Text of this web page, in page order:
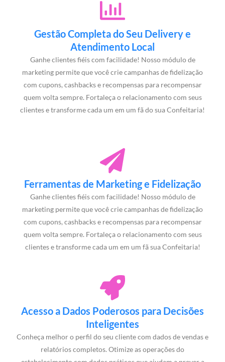
Gestão Completa do Seu Delivery e
Atendimento Local
Ganhe clientes fiéis com facilidade! Nosso módulo de
marketing permite que você crie campanhas de fidelização
com cupons, cashbacks e recompensas para recompensar
quem volta sempre. Fortaleça o relacionamento com seus
clientes e transforme cada um em um fã do sua Confeitaria!
Ferramentas de Marketing e Fidelização
Ganhe clientes fiéis com facilidade! Nosso módulo de
marketing permite que você crie campanhas de fidelização
com cupons, cashbacks e recompensas para recompensar
quem volta sempre. Fortaleça o relacionamento com seus
clientes e transforme cada um em um fã sua Confeitaria!
Acesso a Dados Poderosos para Decisões
Inteligentes
Conheça melhor o perfil do seu cliente com dados de vendas e
relatórios completos. Otimize as operações do